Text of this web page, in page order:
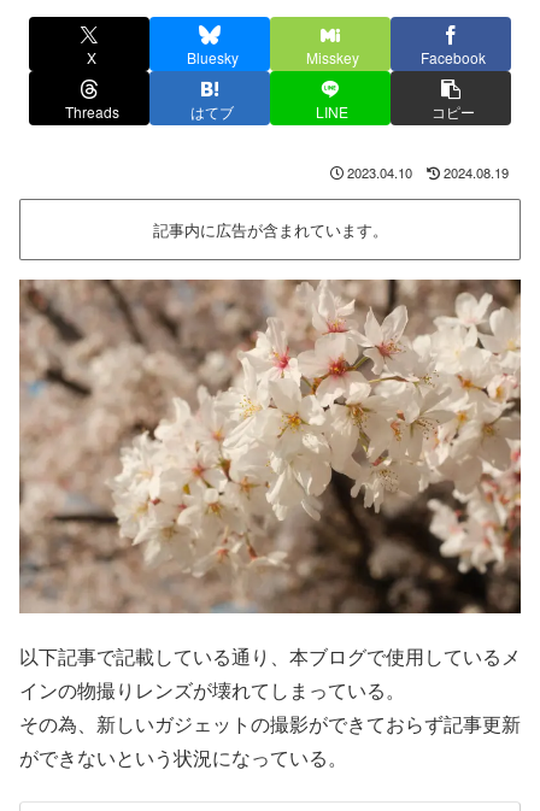
X Bluesky Misskey Facebook
Threads はてブ LINE コピー
2023.04.10 2024.08.19
記事内に広告が含まれています。
以下記事で記載している通り、本ブログで使用しているメ
インの物撮りレンズが壊れてしまっている。
その為、新しいガジェットの撮影ができておらず記事更新
ができないという状況になっている。